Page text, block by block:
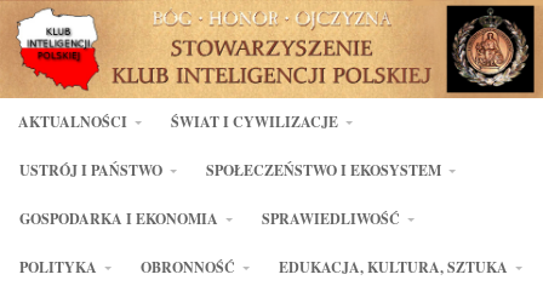
AKTUALNOŚCI ŚWIAT I CYWILIZACJE
USTRÓJ I PAŃSTWO SPOŁECZEŃSTWO I EKOSYSTEM
GOSPODARKA I EKONOMIA SPRAWIEDLIWOŚĆ
POLITYKA OBRONNOŚĆ EDUKACJA, KULTURA, SZTUKA